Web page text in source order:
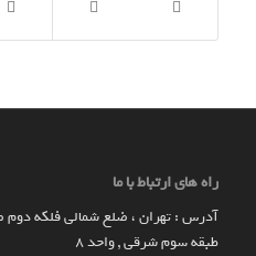
راه های ارتباط با ما
طبقه سوم شرقی , واحد ۸